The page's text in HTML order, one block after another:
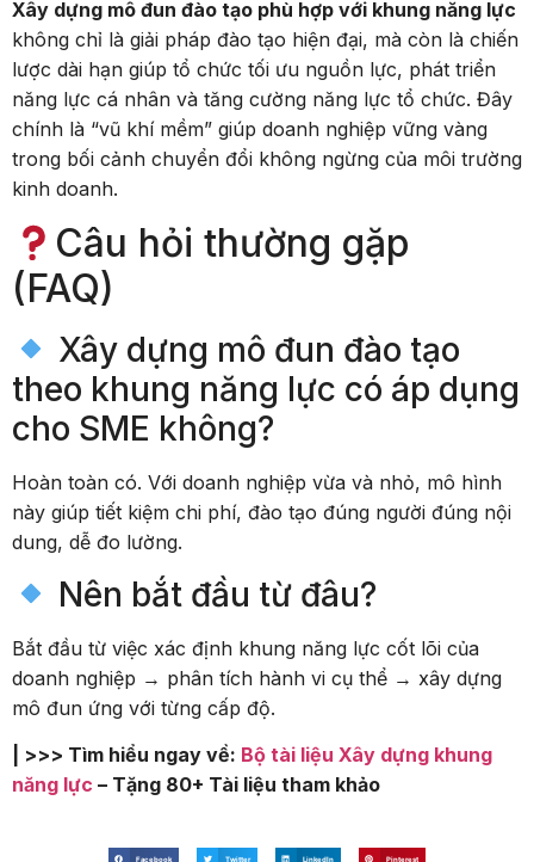
Xây dựng mô đun đào tạo phù hợp với khung năng lực
không chỉ là giải pháp đào tạo hiện đại, mà còn là chiến
lược dài hạn giúp tổ chức tối ưu nguồn lực, phát triển
năng lực cá nhân và tăng cường năng lực tổ chức. Đây
chính là “vũ khí mềm” giúp doanh nghiệp vững vàng
trong bối cảnh chuyển đổi không ngừng của môi trường
kinh doanh.
Câu hỏi thường gặp
(FAQ)
Xây dựng mô đun đào tạo
theo khung năng lực có áp dụng
cho SME không?
Hoàn toàn có. Với doanh nghiệp vừa và nhỏ, mô hình
này giúp tiết kiệm chi phí, đào tạo đúng người đúng nội
dung, dễ đo lường.
Nên bắt đầu từ đâu?
Bắt đầu từ việc xác định khung năng lực cốt lõi của
doanh nghiệp → phân tích hành vi cụ thể → xây dựng
mô đun ứng với từng cấp độ.
| >>> Tìm hiểu ngay về: Bộ tài liệu Xây dựng khung
năng lực – Tặng 80+ Tài liệu tham khảo
Facebook Twitter LinkedIn Pinterest